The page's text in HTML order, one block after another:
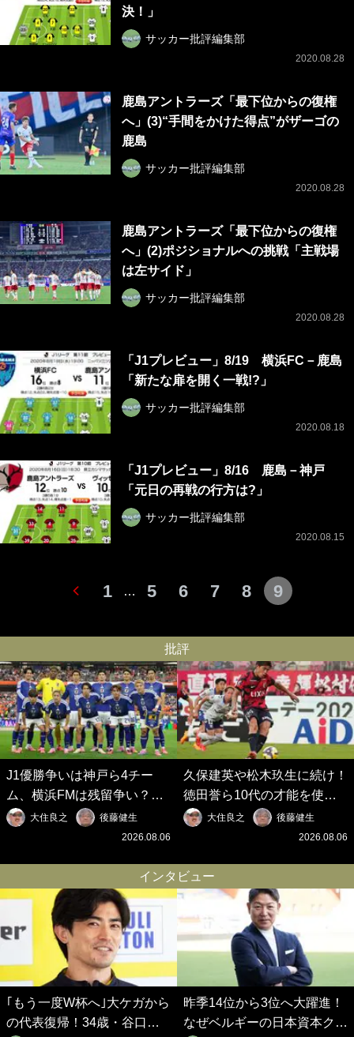
決！」
サッカー批評編集部
2020.08.28
鹿島アントラーズ「最下位からの復権
へ」(3)“手間をかけた得点”がザーゴの
鹿島
サッカー批評編集部
2020.08.28
鹿島アントラーズ「最下位からの復権
へ」(2)ポジショナルへの挑戦「主戦場
は左サイド」
サッカー批評編集部
2020.08.28
「J1プレビュー」8/19 横浜FC－鹿島
「新たな扉を開く一戦!?」
サッカー批評編集部
2020.08.18
「J1プレビュー」8/16 鹿島－神戸
「元日の再戦の行方は?」
サッカー批評編集部
2020.08.15
1 … 5 6 7 8 9
批評
J1優勝争いは神戸ら4チー
ム、横浜FMは残留争い？大
混戦のJ2はRB大宮に注目！
歴代最強の日本代表をJリー
の秋春制｣の大激論】(6)
大住良之
後藤健生
2026.08.06
久保建英や松木玖生に続け！
徳田誉ら10代の才能を使い
切れないJクラブの課題と、
｢0円欧州移籍｣撲滅への処方
春制｣の大激論】(5)
大住良之
後藤健生
2026.08.06
インタビュー
｢もう一度W杯へ｣大ケガから
の代表復帰！34歳・谷口彰
昨季14位から3位へ大躍進！
なぜベルギーの日本資本クラ